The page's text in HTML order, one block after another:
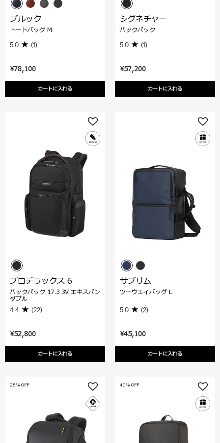
¥78,100
カートに入れる
ブルック
トートバッグ M
5.0 (1)
¥57,200
カートに入れる
シグネチャー
バックパック
5.0 (1)
¥52,800
カートに入れる
プロデラックス 6
バックパック 17.3 3V エキスパン
ダブル
4.4 (22)
¥45,100
カートに入れる
サブリム
ツーウェイバッグ L
5.0 (2)
25% OFF 40% OFF